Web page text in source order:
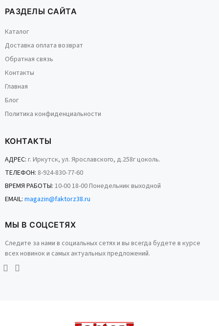
РАЗДЕЛЫ САЙТА
Каталог
Доставка оплата возврат
Обратная связь
Контакты
Главная
Блог
Политика конфиденциальности
КОНТАКТЫ
АДРЕС: г. Иркутск, ул. Ярославского, д.258г цоколь.
ТЕЛЕФОН: 8-924-830-77-60
ВРЕМЯ РАБОТЫ: 10-00 18-00 Понедельник выходной
EMAIL: magazin@faktorz38.ru
МЫ В СОЦСЕТЯХ
Следите за нами в социальных сетях и вы всегда будете в курсе
всех новинок и самых актуальных предложений.